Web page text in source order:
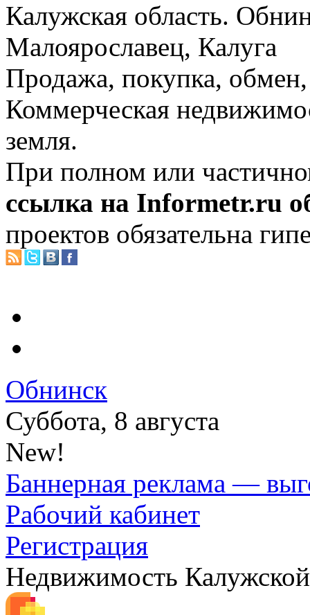
Калужская область.
Малоярославец, Калуга
Продажа, покупка, обмен,
Коммерческая
земля.
При полном или
ссылка на Informetr.ru
проектов обязательна
Обнинск
Суббота, 8 августа
New!
Баннерная реклама —
Рабочий кабинет
Регистрация
Недвижимость